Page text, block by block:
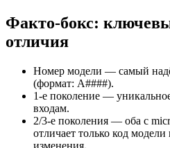
Факто‑бокс:
отличия
Номер модели — самый
(формат: A####).
1‑е поколение —
входам.
2/3‑е поколения — оба с
отличает только код
изменения.